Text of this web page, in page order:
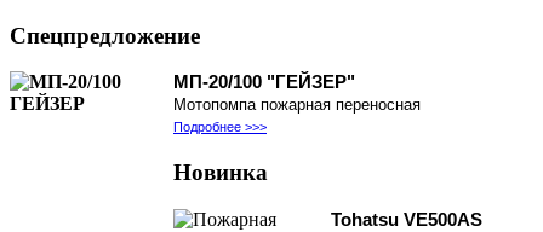
Спецпредложение
МП-20/100 "ГЕЙЗЕР"
Мотопомпа пожарная переносная
Подробнее >>>
Новинка
Tohatsu VE500AS